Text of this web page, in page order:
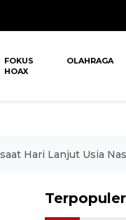
FOKUS
HOAX
OLAHRAGA
Hari Lanjut Usia
Terpopuler